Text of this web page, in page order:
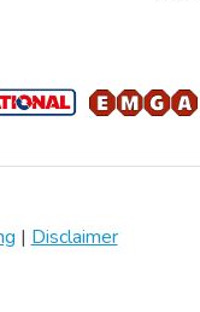
| Disclaimer